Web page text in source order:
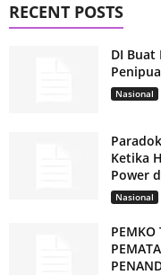
RECENT POSTS
DI Buat
Nasional
Ketika
Power
Nasional
PEMKO